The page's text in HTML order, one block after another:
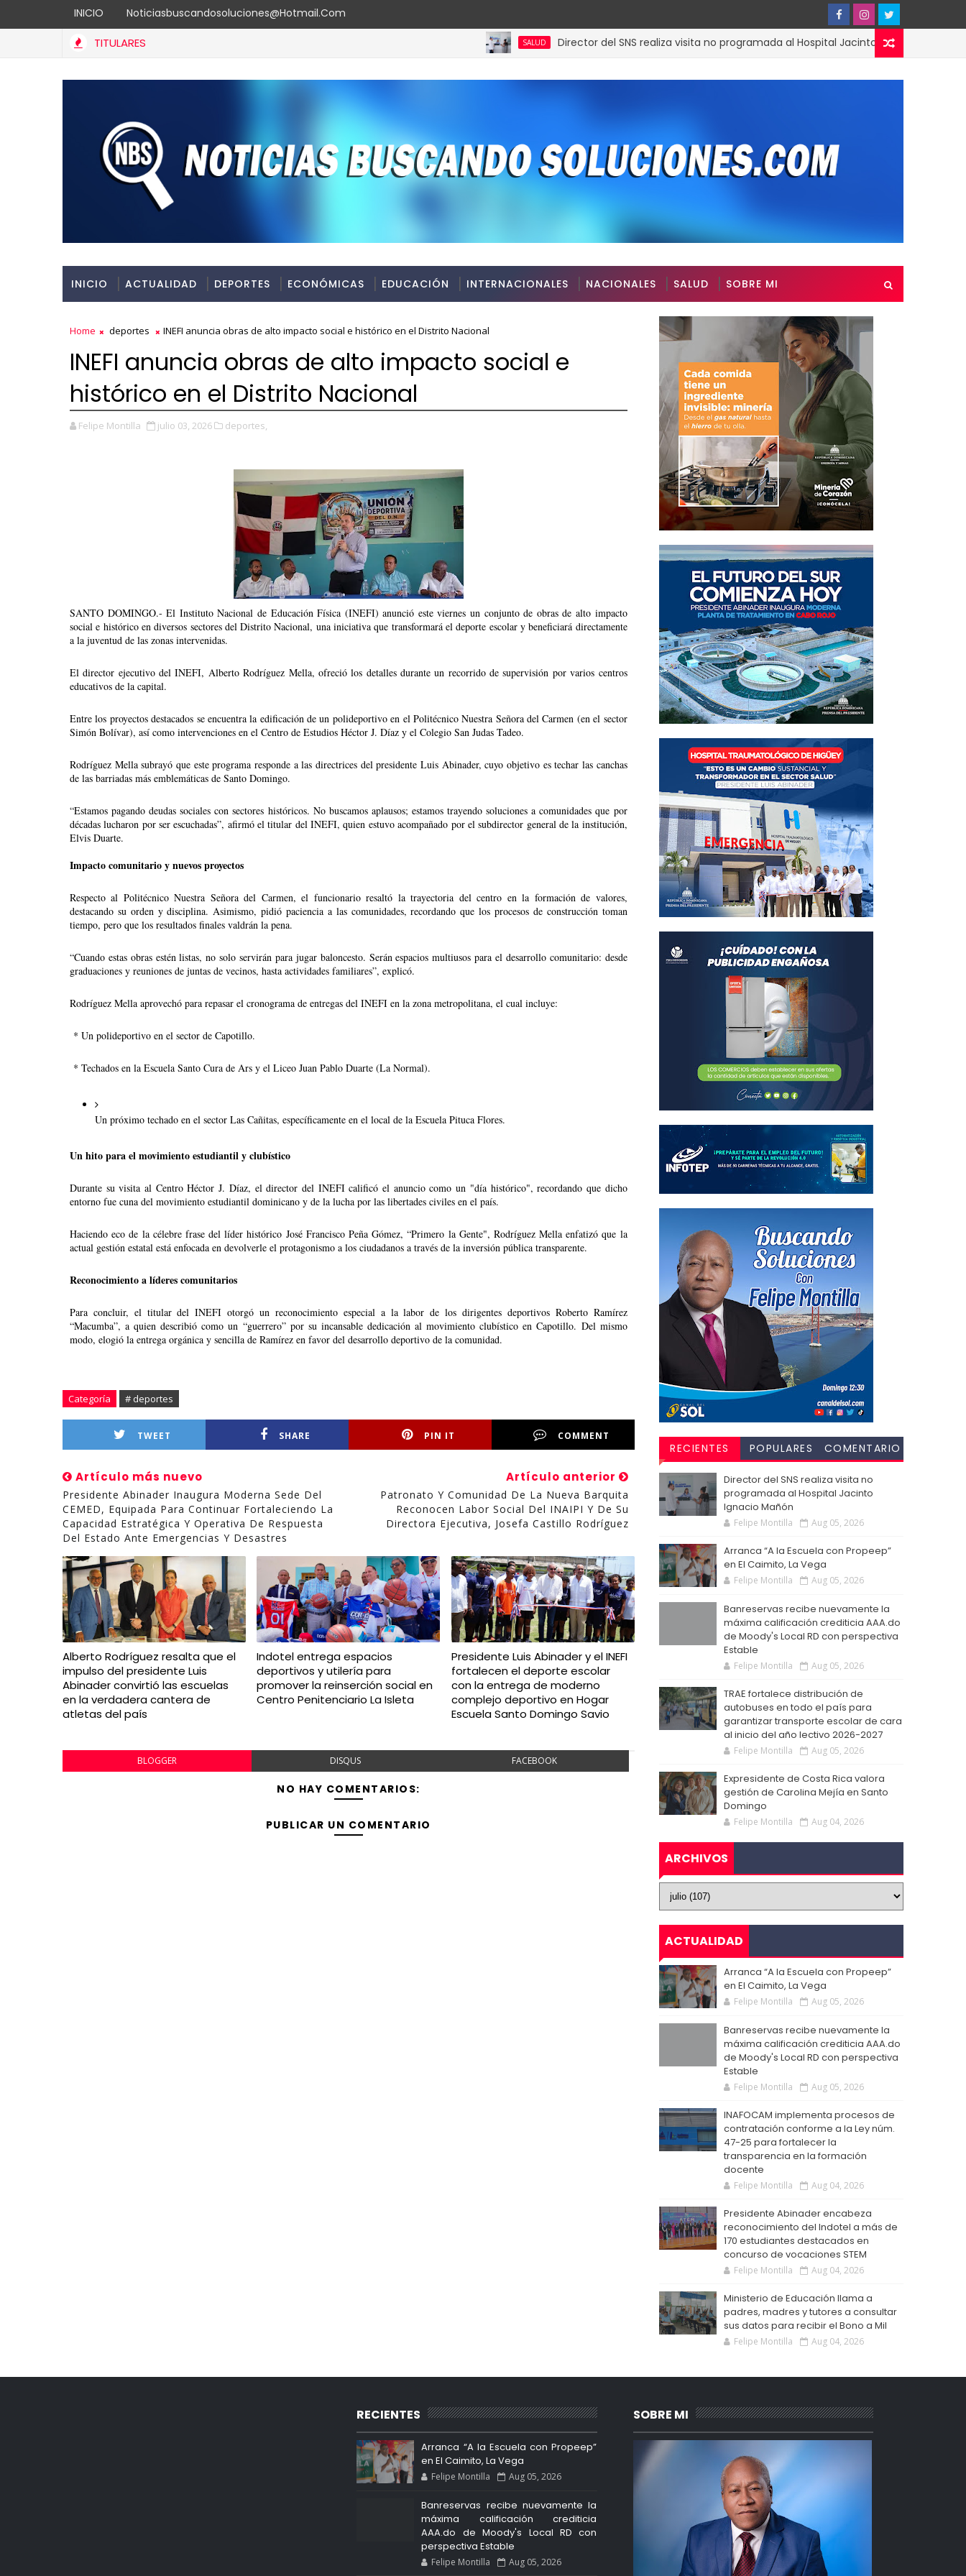
INICIO Noticiasbuscandosoluciones@hotmail.com
TITULARES SALUD
Director del SNS realiza visita no programada al Hospital Jacinto Ignacio Mañón
INICIO ACTUALIDAD DEPORTES ECONÓMICAS EDUCACIÓN INTERNACIONALES NACIONALES SALUD SOBRE MI
Home deportes INEFI anuncia obras de alto impacto social e histórico en el Distrito Nacional
INEFI anuncia obras de alto impacto social e
histórico en el Distrito Nacional
Felipe Montilla julio 03, 2026 deportes,
SANTO DOMINGO.- El Instituto Nacional de Educación Física (INEFI) anunció este viernes un conjunto de obras de alto impacto
social e histórico en diversos sectores del Distrito Nacional, una iniciativa que transformará el deporte escolar y beneficiará directamente
a la juventud de las zonas intervenidas.
El director ejecutivo del INEFI, Alberto Rodríguez Mella, ofreció los detalles durante un recorrido de supervisión por varios centros
educativos de la capital.
Entre los proyectos destacados se encuentra la edificación de un polideportivo en el Politécnico Nuestra Señora del Carmen (en el sector
Simón Bolívar), así como intervenciones en el Centro de Estudios Héctor J. Díaz y el Colegio San Judas Tadeo.
Rodríguez Mella subrayó que este programa responde a las directrices del presidente Luis Abinader, cuyo objetivo es techar las canchas
de las barriadas más emblemáticas de Santo Domingo.
“Estamos pagando deudas sociales con sectores históricos. No buscamos aplausos; estamos trayendo soluciones a comunidades que por
décadas lucharon por ser escuchadas”, afirmó el titular del INEFI, quien estuvo acompañado por el subdirector general de la institución,
Elvis Duarte.
Impacto comunitario y nuevos proyectos
Respecto al Politécnico Nuestra Señora del Carmen, el funcionario resaltó la trayectoria del centro en la formación de valores,
destacando su orden y disciplina. Asimismo, pidió paciencia a las comunidades, recordando que los procesos de construcción toman
tiempo, pero que los resultados finales valdrán la pena.
“Cuando estas obras estén listas, no solo servirán para jugar baloncesto. Serán espacios multiusos para el desarrollo comunitario: desde
graduaciones y reuniones de juntas de vecinos, hasta actividades familiares”, explicó.
Rodríguez Mella aprovechó para repasar el cronograma de entregas del INEFI en la zona metropolitana, el cual incluye:
* Un polideportivo en el sector de Capotillo.
* Techados en la Escuela Santo Cura de Ars y el Liceo Juan Pablo Duarte (La Normal).
Un próximo techado en el sector Las Cañitas, específicamente en el local de la Escuela Pituca Flores.
Un hito para el movimiento estudiantil y clubístico
Durante su visita al Centro Héctor J. Díaz, el director del INEFI calificó el anuncio como un "día histórico", recordando que dicho
entorno fue cuna del movimiento estudiantil dominicano y de la lucha por las libertades civiles en el país.
Haciendo eco de la célebre frase del líder histórico José Francisco Peña Gómez, “Primero la Gente", Rodríguez Mella enfatizó que la
actual gestión estatal está enfocada en devolverle el protagonismo a los ciudadanos a través de la inversión pública transparente.
Reconocimiento a líderes comunitarios
Para concluir, el titular del INEFI otorgó un reconocimiento especial a la labor de los dirigentes deportivos Roberto Ramírez
“Macumba”, a quien describió como un “guerrero” por su incansable dedicación al movimiento clubístico en Capotillo. Del mismo
modo, elogió la entrega orgánica y sencilla de Ramírez en favor del desarrollo deportivo de la comunidad.
Categoría # deportes
TWEET SHARE PIN IT COMMENT
Artículo más nuevo
Presidente Abinader Inaugura Moderna Sede Del
CEMED, Equipada Para Continuar Fortaleciendo La
Capacidad Estratégica Y Operativa De Respuesta
Del Estado Ante Emergencias Y Desastres
Artículo anterior
Patronato Y Comunidad De La Nueva Barquita
Reconocen Labor Social Del INAIPI Y De Su
Directora Ejecutiva, Josefa Castillo Rodríguez
Alberto Rodríguez resalta que el
impulso del presidente Luis
Abinader convirtió las escuelas
en la verdadera cantera de
atletas del país
Indotel entrega espacios
deportivos y utilería para
promover la reinserción social en
Centro Penitenciario La Isleta
Presidente Luis Abinader y el INEFI
fortalecen el deporte escolar
con la entrega de moderno
complejo deportivo en Hogar
Escuela Santo Domingo Savio
BLOGGER DISQUS FACEBOOK
NO HAY COMENTARIOS:
PUBLICAR UN COMENTARIO
RECIENTES POPULARES
COMENTARIO
Director del SNS realiza visita no
programada al Hospital Jacinto
Ignacio Mañón
Felipe Montilla Aug 05, 2026
Arranca “A la Escuela con Propeep”
en El Caimito, La Vega
Felipe Montilla Aug 05, 2026
Banreservas recibe nuevamente la
máxima calificación crediticia AAA.do
de Moody's Local RD con perspectiva
Estable
Felipe Montilla Aug 05, 2026
TRAE fortalece distribución de
autobuses en todo el país para
garantizar transporte escolar de cara
al inicio del año lectivo 2026-2027
Felipe Montilla Aug 05, 2026
Expresidente de Costa Rica valora
gestión de Carolina Mejía en Santo
Domingo
Felipe Montilla Aug 04, 2026
ARCHIVOS
ACTUALIDAD
Arranca “A la Escuela con Propeep”
en El Caimito, La Vega
Felipe Montilla Aug 05, 2026
Banreservas recibe nuevamente la
máxima calificación crediticia AAA.do
de Moody's Local RD con perspectiva
Estable
Felipe Montilla Aug 05, 2026
INAFOCAM implementa procesos de
contratación conforme a la Ley núm.
47-25 para fortalecer la
transparencia en la formación
docente
Felipe Montilla Aug 04, 2026
Presidente Abinader encabeza
reconocimiento del Indotel a más de
170 estudiantes destacados en
concurso de vocaciones STEM
Felipe Montilla Aug 04, 2026
Ministerio de Educación llama a
padres, madres y tutores a consultar
sus datos para recibir el Bono a Mil
Felipe Montilla Aug 04, 2026
RECIENTES
Arranca “A la Escuela con Propeep”
en El Caimito, La Vega
Felipe Montilla Aug 05, 2026
Banreservas recibe nuevamente la
máxima calificación crediticia
AAA.do de Moody's Local RD con
perspectiva Estable
Felipe Montilla Aug 05, 2026
SOBRE MI